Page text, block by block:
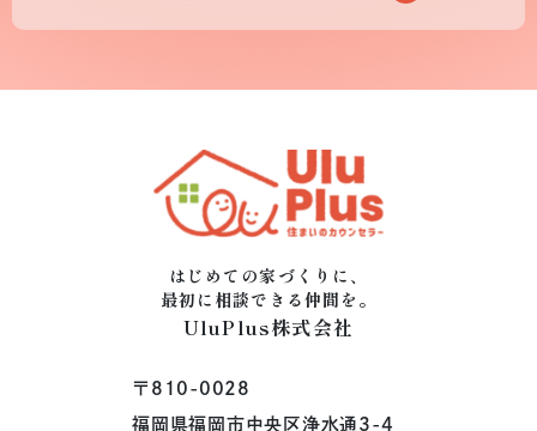
はじめての家づくりに、
最初に相談できる仲間を。
UluPlus株式会社
〒810-0028
福岡県福岡市中央区浄水通3-4